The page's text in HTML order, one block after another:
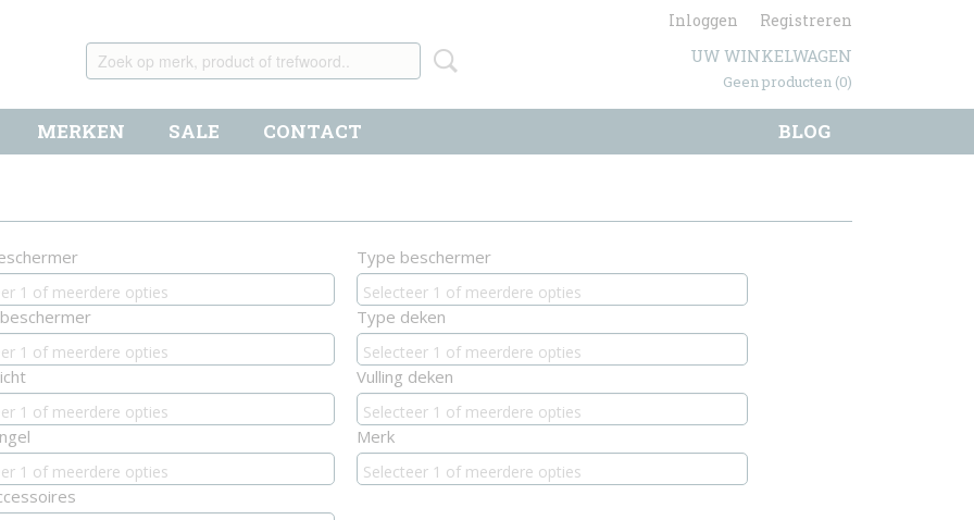
Inloggen Registreren
UW WINKELWAGEN
Geen producten (0)
BLOG
MERKEN SALE CONTACT
1 of meerdere opties
Type beschermer
Selecteer 1 of meerdere opties
1 of meerdere opties
Type deken
Selecteer 1 of meerdere opties
1 of meerdere opties
Vulling deken
Selecteer 1 of meerdere opties
1 of meerdere opties
Merk
Selecteer 1 of meerdere opties